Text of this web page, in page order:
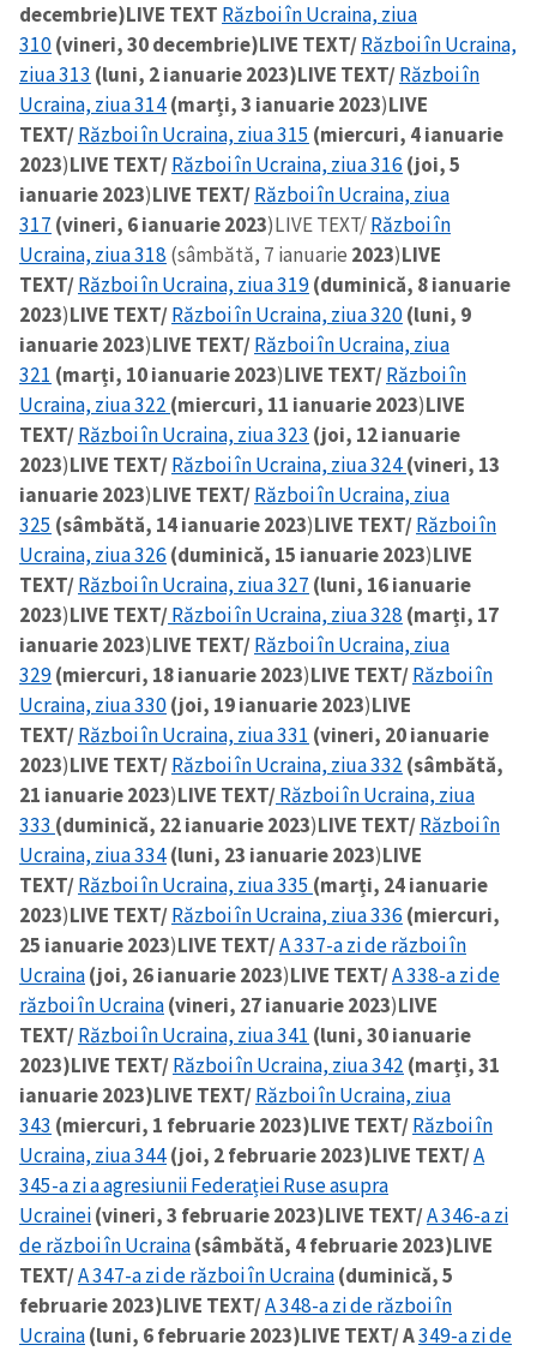
decembrie)LIVE TEXT Război în Ucraina, ziua
310(vineri, 30 decembrie)LIVE TEXT/Război în Ucraina,
ziua 313 (luni, 2 ianuarie 2023)LIVE TEXT/Război în
Ucraina, ziua 314(marți, 3 ianuarie 2023)LIVE
TEXT/Război în Ucraina, ziua 315 (miercuri, 4 ianuarie
2023)LIVE TEXT/Război în Ucraina, ziua 316 (joi, 5
ianuarie 2023)LIVE TEXT/Război în Ucraina, ziua
317 (vineri, 6 ianuarie 2023)LIVE TEXT/Război în
Ucraina, ziua 318 (sâmbătă, 7 ianuarie 2023)LIVE
TEXT/Război în Ucraina, ziua 319(duminică, 8 ianuarie
2023)LIVE TEXT/Război în Ucraina, ziua 320(luni, 9
ianuarie 2023)LIVE TEXT/Război în Ucraina, ziua
321 (marți, 10 ianuarie 2023)LIVE TEXT/Război în
Ucraina, ziua 322 (miercuri, 11 ianuarie 2023)LIVE
TEXT/Război în Ucraina, ziua 323 (joi, 12 ianuarie
2023)LIVE TEXT/Război în Ucraina, ziua 324(vineri, 13
ianuarie 2023)LIVE TEXT/Război în Ucraina, ziua
325 (sâmbătă, 14 ianuarie 2023)LIVE TEXT/Război în
Ucraina, ziua 326 (duminică, 15 ianuarie 2023)LIVE
TEXT/Război în Ucraina, ziua 327 (luni, 16 ianuarie
2023)LIVE TEXT/Război în Ucraina, ziua 328 (marți, 17
ianuarie 2023)LIVE TEXT/Război în Ucraina, ziua
329(miercuri, 18 ianuarie 2023)LIVE TEXT/Război în
Ucraina, ziua 330(joi, 19 ianuarie 2023)LIVE
TEXT/Război în Ucraina, ziua 331 (vineri, 20 ianuarie
2023)LIVE TEXT/Război în Ucraina, ziua 332 (sâmbătă,
21 ianuarie 2023)LIVE TEXT/Război în Ucraina, ziua
333 (duminică, 22 ianuarie 2023)LIVE TEXT/Război în
Ucraina, ziua 334(luni, 23 ianuarie 2023)LIVE
TEXT/Război în Ucraina, ziua 335 (marți, 24 ianuarie
2023)LIVE TEXT/Război în Ucraina, ziua 336 (miercuri,
25 ianuarie 2023)LIVE TEXT/A 337-a zi de război în
Ucraina(joi, 26 ianuarie 2023)LIVE TEXT/A 338-a zi de
război în Ucraina(vineri, 27 ianuarie 2023)LIVE
TEXT/Război în Ucraina, ziua 341 (luni, 30 ianuarie
2023)LIVE TEXT/Război în Ucraina, ziua 342 (marți, 31
ianuarie 2023)LIVE TEXT/Război în Ucraina, ziua
343 (miercuri, 1 februarie 2023)LIVE TEXT/Război în
Ucraina, ziua 344(joi, 2 februarie 2023)LIVE TEXT/A
345-a zi a agresiunii Federației Ruse asupra
Ucrainei(vineri, 3 februarie 2023)LIVE TEXT/A 346-a zi
de război în Ucraina(sâmbătă, 4 februarie 2023)LIVE
TEXT/A 347-a zi de război în Ucraina(duminică, 5
februarie 2023)LIVE TEXT/A 348-a zi de război în
Ucraina(luni, 6 februarie 2023)LIVE TEXT/ A349-a zi de